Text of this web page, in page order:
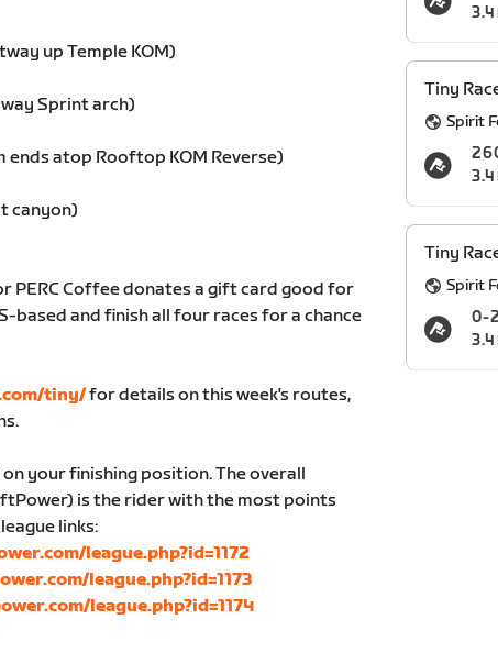
up Temple KOM)
Sprint arch)
atop Rooftop KOM Reverse)
canyon)
PERC Coffee donates a gift card good for
based and finish all four races for a chance
tiny/for details on this week's routes,
your finishing position. The overall
is the rider with the most points
links:
league.php?id=1172
league.php?id=1173
league.php?id=1174
3.4
Tiny
Spirit
3.4
Tiny
Spirit
0-
3.4